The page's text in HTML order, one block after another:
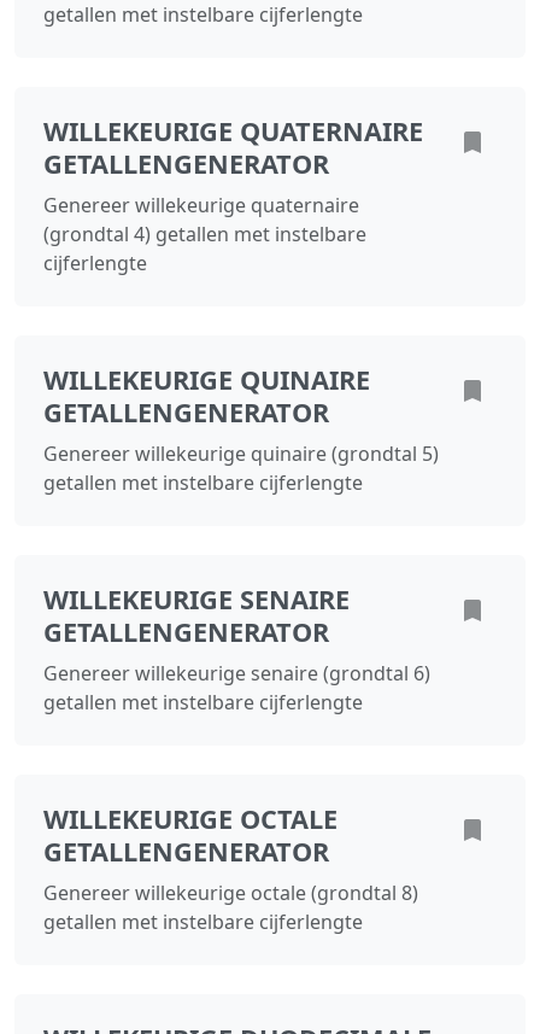
getallen met instelbare cijferlengte
WILLEKEURIGE QUATERNAIRE
GETALLENGENERATOR
Genereer willekeurige quaternaire
(grondtal 4) getallen met instelbare
cijferlengte
WILLEKEURIGE QUINAIRE
GETALLENGENERATOR
Genereer willekeurige quinaire (grondtal 5)
getallen met instelbare cijferlengte
WILLEKEURIGE SENAIRE
GETALLENGENERATOR
Genereer willekeurige senaire (grondtal 6)
getallen met instelbare cijferlengte
WILLEKEURIGE OCTALE
GETALLENGENERATOR
Genereer willekeurige octale (grondtal 8)
getallen met instelbare cijferlengte